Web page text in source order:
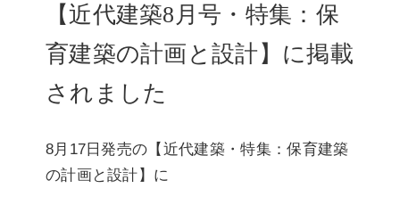
【近代建築8月号・特集：保
育建築の計画と設計】に掲載
されました
8月17日発売の【近代建築・特集：保育建築
の計画と設計】に